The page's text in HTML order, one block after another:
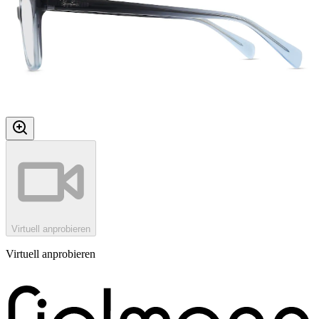
Virtuell anprobieren
Virtuell anprobieren